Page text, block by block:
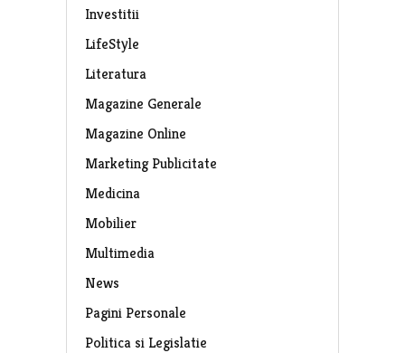
Investitii
LifeStyle
Literatura
Magazine Generale
Magazine Online
Marketing Publicitate
Medicina
Mobilier
Multimedia
News
Pagini Personale
Politica si Legislatie